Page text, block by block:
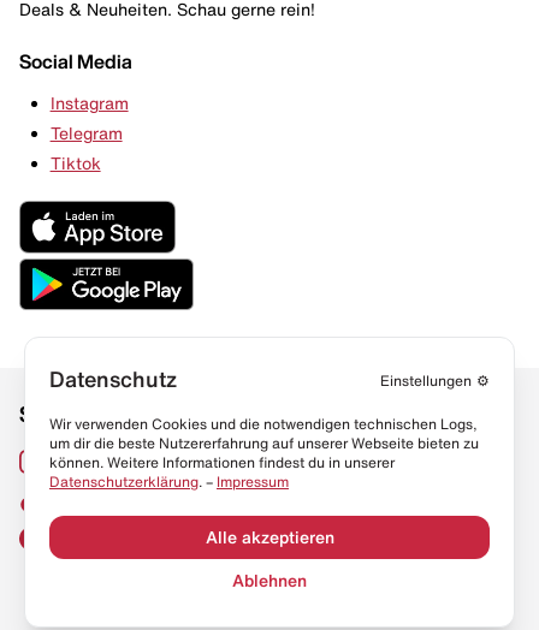
Deals & Neuheiten. Schau gerne rein!
Social Media
Instagram
Telegram
Tiktok
Social Media
Instagram
Links
Sneaker Lexikon
Resell Guide
Datenschutz
Datenschutz Einstellungen ⚙️
Wir verwenden Cookies und die notwendigen technischen Logs,
um dir die beste Nutzererfahrung auf unserer Webseite bieten zu
können. Weitere Informationen findest du in unserer
Datenschutzerklärung. – Impressum
Alle akzeptieren
Ablehnen